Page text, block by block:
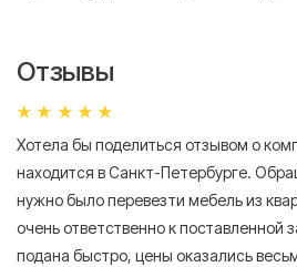
Отзывы
Хотела бы поделиться отзывом о
находится в Санкт-Петербурге.
нужно было перевезти мебель из
очень ответственно к поставленной
подана быстро, цены оказались